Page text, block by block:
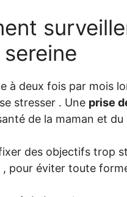
à deux fois par mois
stresser . Une prise
de la maman et du
des objectifs trop
, pour éviter toute